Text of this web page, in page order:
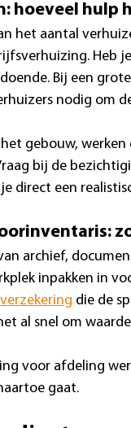
hoeveel hulp
het aantal
Heb
Bij een
nodig om
gebouw,
bij de
direct een
archief,
inpakken in
die de
al snel om
voor afdeling
gaat.